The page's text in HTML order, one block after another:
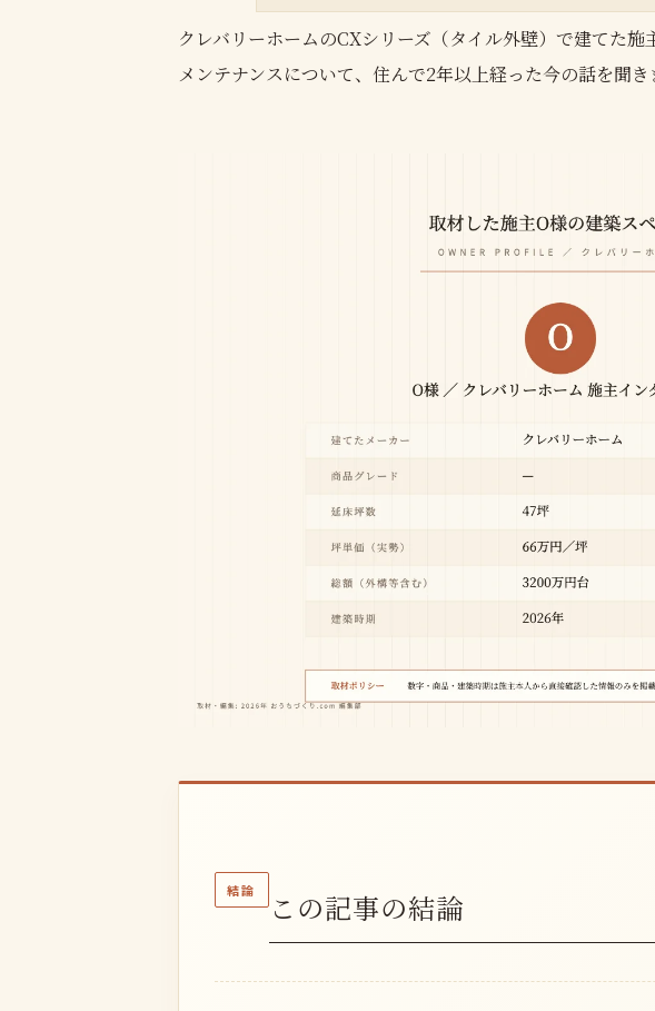
クレバリーホームのCXシリーズ（タイル外壁）で建てた施
メンテナンスについて、住んで2年以上経った今の話を聞き
結論 この記事の結論